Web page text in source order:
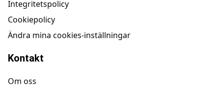
Integritetspolicy
Cookiepolicy
Ändra mina cookies-inställningar
Kontakt
Om oss